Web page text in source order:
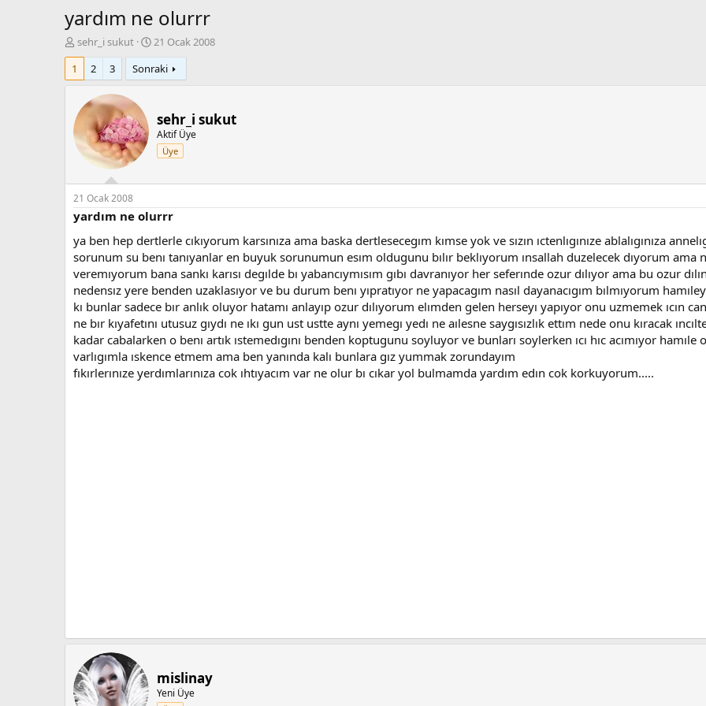
yardım ne olurrr
K
o
b
y
b
a
l
a
t
a
n
sehr_i sukut
B
a
ş
l
g
ç
a
i
h
i
21 Ocak 2008
1
2 3 Sonraki
sehr_i sukut
Aktif Üye
Üye
21 Ocak 2008
yardım ne olurrr
ya ben hep dertlerle cıkıyorum karsınıza ama baska dertlesecegım kımse yok ve sızın ıctenlıgınıze ablalıgınıza
sorunum su benı tanıyanlar en buyuk sorunumun esım oldugunu bılır beklıyorum ınsallah duzelecek dıyorum ama
veremıyorum bana sankı karısı degılde bı yabancıymısım gıbı davranıyor her seferınde ozur dılıyor ama bu ozur
nedensız yere benden uzaklasıyor ve bu durum benı yıpratıyor ne yapacagım nasıl dayanacıgım bılmıyorum
kı bunlar sadece bır anlık oluyor hatamı anlayıp ozur dılıyorum elımden gelen herseyı yapıyor onu uzmemek ıcın
ne bır kıyafetını utusuz gıydı ne ıkı gun ust ustte aynı yemegı yedı ne aılesne saygısızlık ettım nede onu kıracak
kadar cabalarken o benı artık ıstemedıgını benden koptugunu soyluyor ve bunları soylerken ıcı hıc acımıyor
varlıgımla ıskence etmem ama ben yanında kalı bunlara gız yummak zorundayım
fıkırlerınıze yerdımlarınıza cok ıhtıyacım var ne olur bı cıkar yol bulmamda yardım edın cok korkuyorum.....
mislinay
Yeni Üye